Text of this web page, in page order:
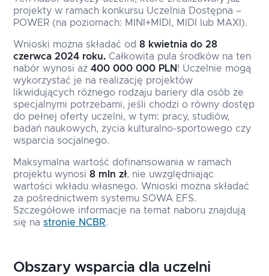
projekty w ramach konkursu Uczelnia Dostępna –
POWER (na poziomach: MINI+MIDI, MIDI lub MAXI).
Wnioski można składać od8 kwietnia do 28
czerwca 2024 roku. Całkowita pula środków na ten
nabór wynosi aż400 000 000 PLN ! Uczelnie mogą
wykorzystać je na realizację projektów
likwidujących różnego rodzaju bariery dla osób ze
specjalnymi potrzebami, jeśli chodzi o równy dostęp
do pełnej oferty uczelni, w tym: pracy, studiów,
badań naukowych, życia kulturalno-sportowego czy
wsparcia socjalnego.
Maksymalna wartość dofinansowania w ramach
projektu wynosi8 mln zł, nie uwzględniając
wartości wkładu własnego. Wnioski można składać
za pośrednictwem systemu SOWA EFS.
Szczegółowe informacje na temat naboru znajdują
się nastronie NCBR.
Obszary wsparcia dla uczelni